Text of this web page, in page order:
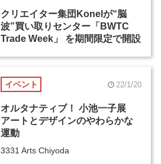
クリエイター集団Konelが“脳
波”買い取りセンター「BWTC
Trade Week」 を期間限定で開設
イベント 22/1/20
オルタナティブ！ 小池一子展
アートとデザインのやわらかな
運動
3331 Arts Chiyoda